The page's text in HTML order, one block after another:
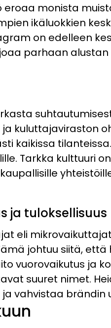
monista
ikäluokkien
on edelleen
parhaan
kuluttajaviraston
kaikissa
Tarkka kulttuuri
ja tuloksellisuus
eli
johtuu siitä,
vuorovaikutus ja
suuret nimet.
vahvistaa brändin